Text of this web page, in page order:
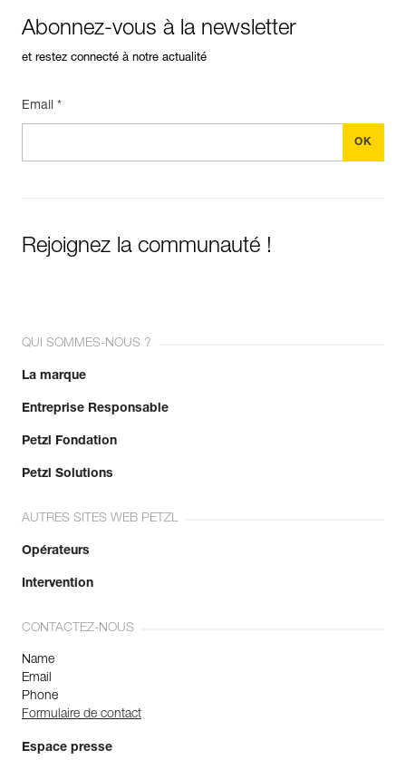
Abonnez-vous à la newsletter
et restez connecté à notre actualité
Email *
Rejoignez la communauté !
QUI SOMMES-NOUS ?
La marque
Entreprise Responsable
Petzl Fondation
Petzl Solutions
AUTRES SITES WEB PETZL
Opérateurs
Intervention
CONTACTEZ-NOUS
Name
Email
Phone
Formulaire de contact
Espace presse